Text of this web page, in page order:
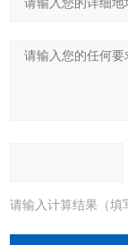
请输入计算结果（填